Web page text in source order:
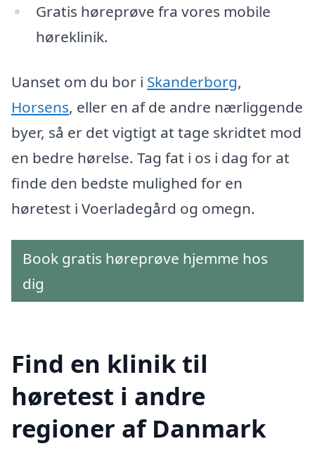
Gratis høreprøve fra vores mobile
høreklinik.
Uanset om du bor i Skanderborg,
Horsens, eller en af de andre nærliggende
byer, så er det vigtigt at tage skridtet mod
en bedre hørelse. Tag fat i os i dag for at
finde den bedste mulighed for en
høretest i Voerladegård og omegn.
Book gratis høreprøve hjemme hos
dig
Find en klinik til
høretest i andre
regioner af Danmark